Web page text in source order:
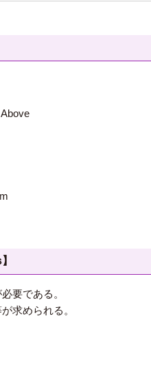
要である。
求められる。